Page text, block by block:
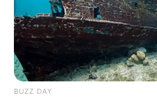
BUZZ DAY